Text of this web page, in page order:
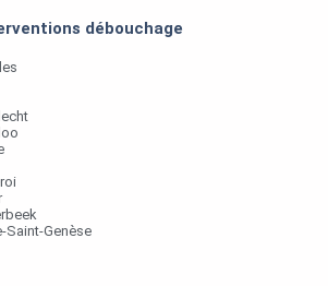
débouchage
Saint-Genèse